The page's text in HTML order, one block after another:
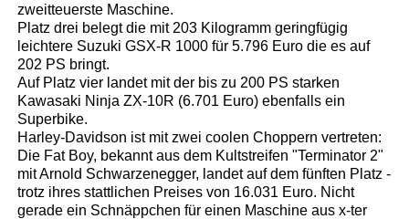
zweitteuerste Maschine.
Platz drei belegt die mit 203 Kilogramm geringfügig
leichtere Suzuki GSX-R 1000 für 5.796 Euro die es auf
202 PS bringt.
Auf Platz vier landet mit der bis zu 200 PS starken
Kawasaki Ninja ZX-10R (6.701 Euro) ebenfalls ein
Superbike.
Harley-Davidson ist mit zwei coolen Choppern vertreten:
Die Fat Boy, bekannt aus dem Kultstreifen "Terminator 2"
mit Arnold Schwarzenegger, landet auf dem fünften Platz -
trotz ihres stattlichen Preises von 16.031 Euro. Nicht
gerade ein Schnäppchen für einen Maschine aus x-ter